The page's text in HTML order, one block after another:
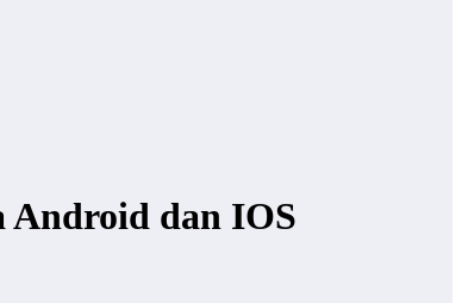
Android dan IOS